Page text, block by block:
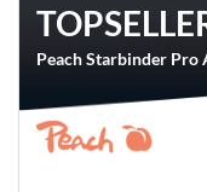
Peach Starbinder Pro